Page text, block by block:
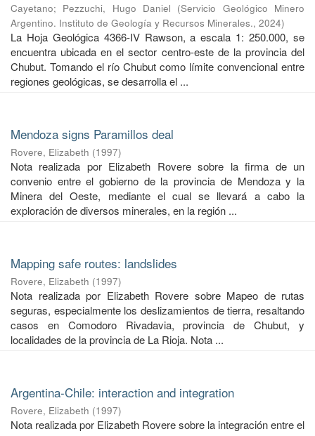
Cayetano; Pezzuchi, Hugo Daniel (Servicio Geológico Minero
Argentino. Instituto de Geología y Recursos Minerales., 2024)
La Hoja Geológica 4366-IV Rawson, a escala 1: 250.000, se
encuentra ubicada en el sector centro-este de la provincia del
Chubut. Tomando el río Chubut como límite convencional entre
regiones geológicas, se desarrolla el ...
Mendoza signs Paramillos deal
Rovere, Elizabeth (1997)
Nota realizada por Elizabeth Rovere sobre la firma de un
convenio entre el gobierno de la provincia de Mendoza y la
Minera del Oeste, mediante el cual se llevará a cabo la
exploración de diversos minerales, en la región ...
Mapping safe routes: landslides
Rovere, Elizabeth (1997)
Nota realizada por Elizabeth Rovere sobre Mapeo de rutas
seguras, especialmente los deslizamientos de tierra, resaltando
casos en Comodoro Rivadavia, provincia de Chubut, y
localidades de la provincia de La Rioja. Nota ...
Argentina-Chile: interaction and integration
Rovere, Elizabeth (1997)
Nota realizada por Elizabeth Rovere sobre la integración entre el